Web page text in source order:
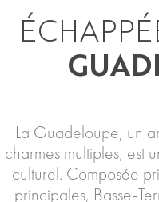
La Guadeloupe, un
charmes multiples, est
culturel. Composée
principales, Basse-